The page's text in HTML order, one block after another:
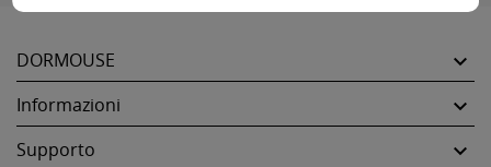
DORMOUSE 
Informazioni 
Supporto 